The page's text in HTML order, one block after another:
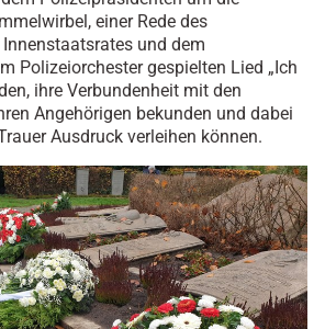
einer Rede des
Innenstaatsrates und dem
Polizeiorchester gespielten Lied „Ich
ihre Verbundenheit mit den
Angehörigen bekunden und dabei
Ausdruck verleihen können.